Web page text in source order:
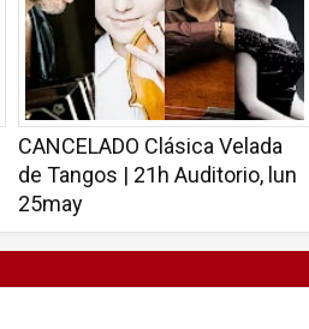
CANCELADO Clásica Velada
de Tangos | 21h Auditorio, lun
25may